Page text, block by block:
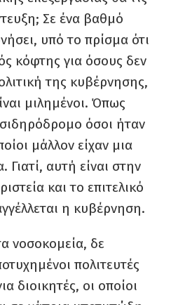
Σε ένα βαθμό
υπό το πρίσμα ότι
κόφτης για όσους δεν
της κυβέρνησης,
μιλημένοι. Όπως
όσοι ήταν
μάλλον είχαν μια
Γιατί, αυτή είναι στην
και το επιτελικό
η κυβέρνηση.
νοσοκομεία, δε
πολιτευτές
διοικητές, οι οποίοι